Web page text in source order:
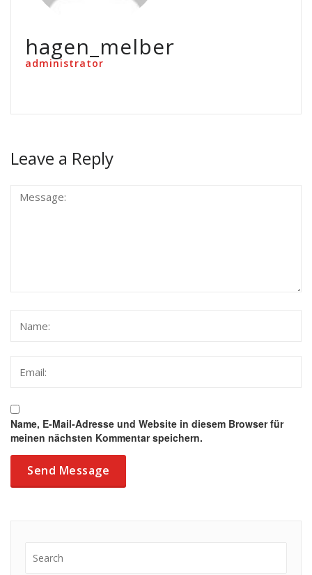
hagen_melber
administrator
Leave a Reply
Name, E-Mail-Adresse und Website in diesem Browser für
meinen nächsten Kommentar speichern.